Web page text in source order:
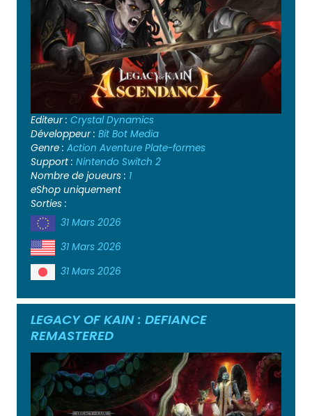
Editeur : Crystal Dynamics
Développeur : Bit Bot Media
Genre : Action Aventure Plate-formes
Support : Nintendo Switch 2
Nombre de joueurs : 1
eShop uniquement
Sorties :
31 Mars 2026
31 Mars 2026
31 Mars 2026
LEGACY OF KAIN : DEFIANCE
REMASTERED